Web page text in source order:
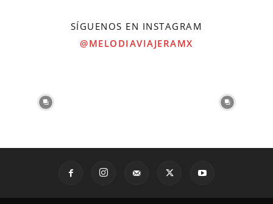
SÍGUENOS EN INSTAGRAM
@MELODIAVIAJERAMX